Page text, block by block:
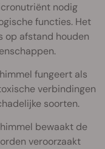
nodig
functies. Het
op afstand houden
fungeert als
verbindingen
soorten.
bewaakt de
veroorzaakt